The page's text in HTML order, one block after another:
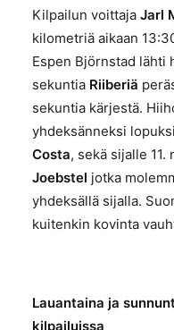
Kilpailun voittaja Jarl
kilometriä aikaan
Espen Björnstad
sekuntia Riiberiä
sekuntia kärjestä.
yhdeksänneksi
Costa, sekä sijalle 11.
Joebstel jotka
yhdeksällä sijalla.
kuitenkin kovinta
Lauantaina ja
kilpailuissa